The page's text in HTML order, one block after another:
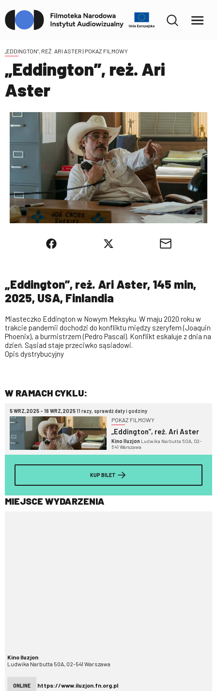
„EDDINGTON”, REŻ. ARI ASTER | POKAZ FILMOWY
„Eddington”, reż. Ari
Aster
„Eddington”, reż. Ari Aster, 145 min,
2025, USA, Finlandia
Miasteczko Eddington w Nowym Meksyku. W maju 2020 roku w
trakcie pandemii dochodzi do konfliktu między szeryfem (Joaquin
Phoenix), a burmistrzem (Pedro Pascal). Konflikt eskaluje z dnia na
dzień. Sąsiad staje przeciwko sąsiadowi.
Opis dystrybucyjny
W RAMACH CYKLU:
5 WRZ,2025 - 16 WRZ,202511 razy, sprawdź daty i godziny
POKAZ FILMOWY
„Eddington”, reż. Ari Aster
Kino Iluzjon Ludwika Narbutta 50A, 02-
541 Warszawa
KUP BILET
MIEJSCE WYDARZENIA
Kino Iluzjon
Ludwika Narbutta 50A, 02-541 Warszawa
ONLINE https://www.iluzjon.fn.org.pl